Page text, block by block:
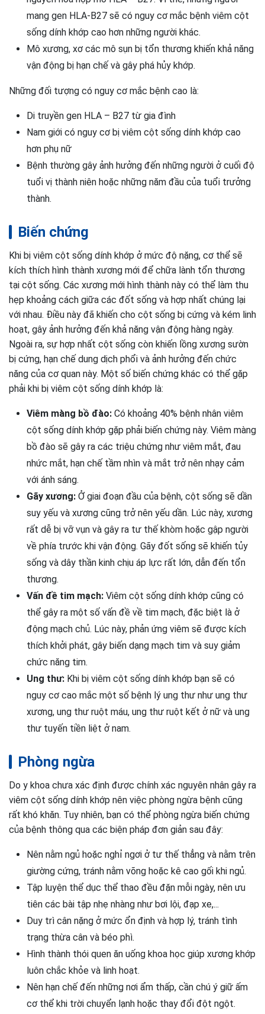
mang gen HLA-B27 sẽ có nguy cơ mắc bệnh viêm cột
sống dính khớp cao hơn những người khác.
Mô xương, xơ các mô sụn bị tổn thương khiến khả năng
vận động bị hạn chế và gây phá hủy khớp.
Những đối tượng có nguy cơ mắc bệnh cao là:
Di truyền gen HLA – B27 từ gia đình
Nam giới có nguy cơ bị viêm cột sống dính khớp cao
hơn phụ nữ
Bệnh thường gây ảnh hưởng đến những người ở cuối độ
tuổi vị thành niên hoặc những năm đầu của tuổi trưởng
thành.
Biến chứng
Khi bị viêm cột sống dính khớp ở mức độ nặng, cơ thể sẽ
kích thích hình thành xương mới để chữa lành tổn thương
tại cột sống. Các xương mới hình thành này có thể làm thu
hẹp khoảng cách giữa các đốt sống và hợp nhất chúng lại
với nhau. Điều này đã khiến cho cột sống bị cứng và kém linh
hoạt, gây ảnh hưởng đến khả năng vận động hàng ngày.
Ngoài ra, sự hợp nhất cột sống còn khiến lồng xương sườn
bị cứng, hạn chế dung dịch phổi và ảnh hưởng đến chức
năng của cơ quan này. Một số biến chứng khác có thể gặp
phải khi bị viêm cột sống dính khớp là:
Viêm màng bồ đào: Có khoảng 40% bệnh nhân viêm
cột sống dính khớp gặp phải biến chứng này. Viêm màng
bồ đào sẽ gây ra các triệu chứng như viêm mắt, đau
nhức mắt, hạn chế tầm nhìn và mắt trở nên nhạy cảm
với ánh sáng.
Gãy xương: Ở giai đoạn đầu của bệnh, cột sống sẽ dần
suy yếu và xương cũng trở nên yếu dần. Lúc này, xương
rất dễ bị vỡ vụn và gây ra tư thế khòm hoặc gập người
về phía trước khi vận động. Gãy đốt sống sẽ khiến tủy
sống và dây thần kinh chịu áp lực rất lớn, dẫn đến tổn
thương.
Vấn đề tim mạch: Viêm cột sống dính khớp cũng có
thể gây ra một số vấn đề về tim mạch, đặc biệt là ở
động mạch chủ. Lúc này, phản ứng viêm sẽ được kích
thích khởi phát, gây biến dạng mạch tim và suy giảm
chức năng tim.
Ung thư: Khi bị viêm cột sống dính khớp bạn sẽ có
nguy cơ cao mắc một số bệnh lý ung thư như ung thư
xương, ung thư ruột máu, ung thư ruột kết ở nữ và ung
thư tuyến tiền liệt ở nam.
Phòng ngừa
Do y khoa chưa xác định được chính xác nguyên nhân gây ra
viêm cột sống dính khớp nên việc phòng ngừa bệnh cũng
rất khó khăn. Tuy nhiên, bạn có thể phòng ngừa biến chứng
của bệnh thông qua các biện pháp đơn giản sau đây:
Nên nằm ngủ hoặc nghỉ ngơi ở tư thế thẳng và nằm trên
giường cứng, tránh nằm võng hoặc kê cao gối khi ngủ.
Tập luyện thể dục thể thao đều đặn mỗi ngày, nên ưu
tiên các bài tập nhẹ nhàng như bơi lội, đạp xe,...
Duy trì cân nặng ở mức ổn định và hợp lý, tránh tình
trạng thừa cân và béo phì.
Hình thành thói quen ăn uống khoa học giúp xương khớp
luôn chắc khỏe và linh hoạt.
Nên hạn chế đến những nơi ẩm thấp, cần chú ý giữ ấm
cơ thể khi trời chuyển lạnh hoặc thay đổi đột ngột.